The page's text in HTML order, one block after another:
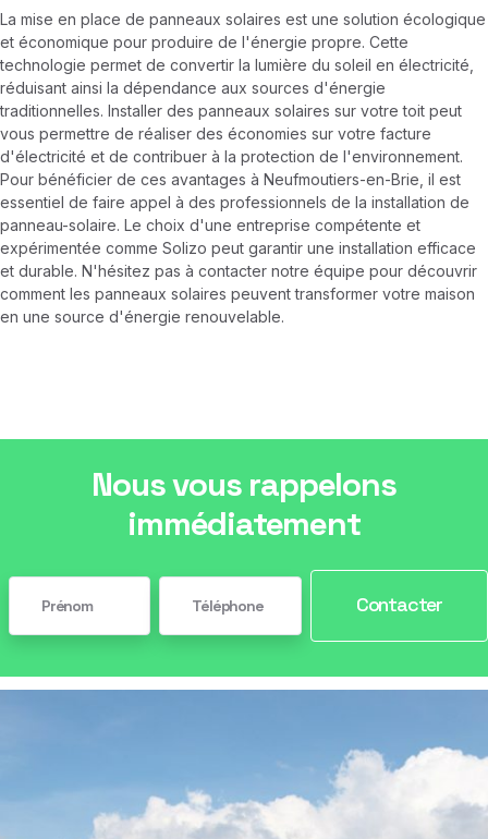
La mise en place de panneaux solaires est une solution écologique
et économique pour produire de l'énergie propre. Cette
technologie permet de convertir la lumière du soleil en électricité,
réduisant ainsi la dépendance aux sources d'énergie
traditionnelles. Installer des panneaux solaires sur votre toit peut
vous permettre de réaliser des économies sur votre facture
d'électricité et de contribuer à la protection de l'environnement.
Pour bénéficier de ces avantages à Neufmoutiers-en-Brie, il est
essentiel de faire appel à des professionnels de la installation de
panneau-solaire. Le choix d'une entreprise compétente et
expérimentée comme Solizo peut garantir une installation efficace
et durable. N'hésitez pas à contacter notre équipe pour découvrir
comment les panneaux solaires peuvent transformer votre maison
en une source d'énergie renouvelable.
Nous vous rappelons
immédiatement
Contacter